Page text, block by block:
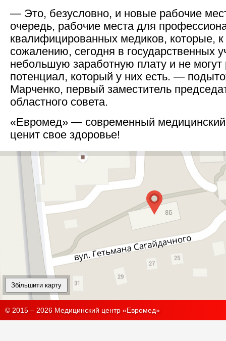
— Это, безусловно, и новые рабочие
очередь, рабочие места для
квалифицированных медиков, которые,
сожалению, сегодня в государственных
небольшую заработную плату и не могут
потенциал, который у них есть. —
Марченко, первый заместитель
областного совета.
«Евромед» — современный медицинский
ценит свое здоровье!
Збільшити карту
© 2015 – 2026 Медицинский центр «Евромед»